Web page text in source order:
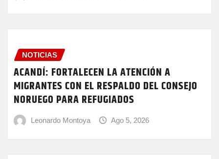
NOTICIAS
ACANDÍ: FORTALECEN LA ATENCIÓN A
MIGRANTES CON EL RESPALDO DEL CONSEJO
NORUEGO PARA REFUGIADOS
Leonardo Montoya Ago 5, 2026